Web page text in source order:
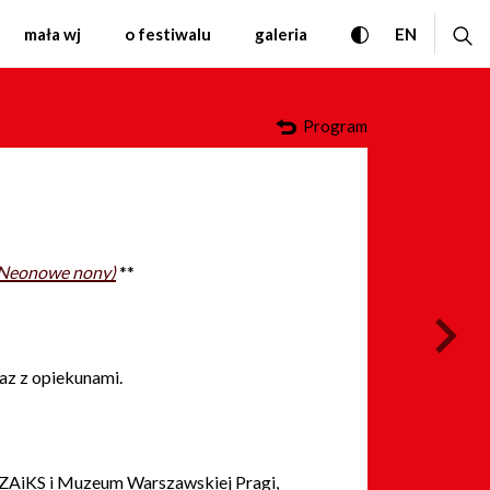
mała wj o festiwalu galeria przełącz
ENCHANGE
Program
nony)**
z opiekunami.
i Muzeum Warszawskiej Pragi,